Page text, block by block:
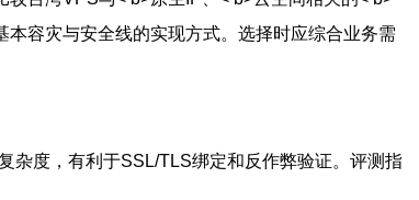
容灾与安全线的实现方式。选择时应综合业务需
杂度，有利于SSL/TLS绑定和反作弊验证。评测指